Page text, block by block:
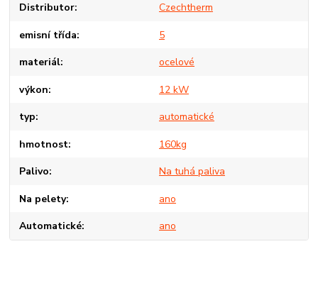
Distributor Czechtherm
emisní třída 5
materiál ocelové
výkon 12 kW
typ automatické
hmotnost 160kg
Palivo Na tuhá paliva
Na pelety ano
Automatické ano